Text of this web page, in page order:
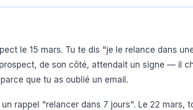
le 15 mars. Tu te dis "je le relance dans
de son côté, attendait un signe — il
parce que tu as oublié un email.
rappel "relancer dans 7 jours". Le 22 mars,